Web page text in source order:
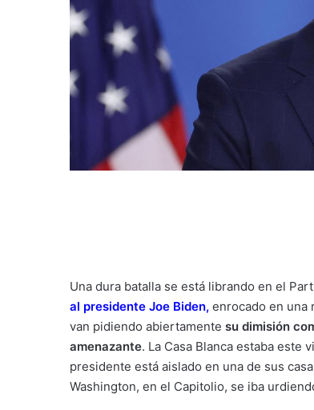
Una dura batalla se está librando en el
al presidente Joe Biden, enrocado en una
van pidiendo abiertamente su dimisión
amenazante. La Casa Blanca estaba este
presidente está aislado en una de sus
Washington, en el Capitolio, se iba